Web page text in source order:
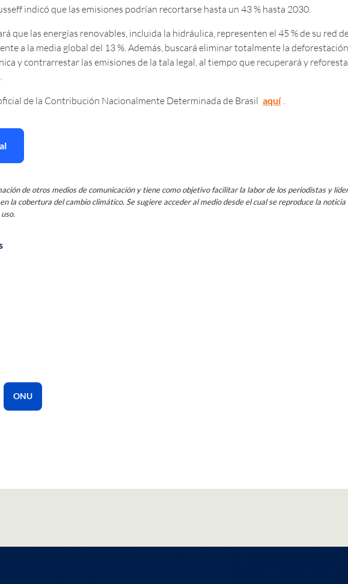
indicó que las emisiones podrían recortarse hasta un 43 % hasta 2030.
que las energías renovables, incluida la hidráulica, representen el 45 % de su red
a la media global del 13 %. Además, buscará eliminar totalmente la deforestación
y contrarrestar las emisiones de la tala legal, al tiempo que recuperará y
de la Contribución Nacionalmente Determinada de Brasil aquí
de otros medios de comunicación y tiene como objetivo facilitar la labor de los periodistas y
la cobertura del cambio climático. Se sugiere acceder al medio desde el cual se reproduce la noticia
ONU